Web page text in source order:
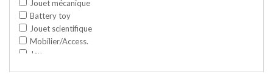
Jouet mécanique
Battery toy
Jouet scientifique
Mobilier/Access.
Jeu